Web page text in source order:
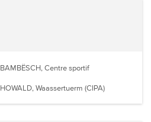
BAMBËSCH, Centre sportif
HOWALD, Waassertuerm (CIPA)